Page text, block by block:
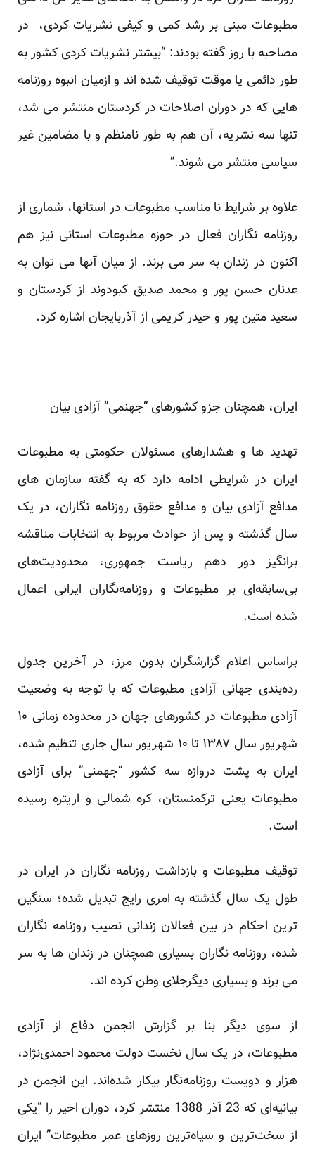
مطبوعات مبنی بر رشد کمی و کیفی نشریات کردی، در
مصاحبه با روز گفته بودند: “بیشتر نشریات کردی کشور به
طور دائمی یا موقت توقیف شده اند و ازمیان انبوه روزنامه
هایی که در دوران اصلاحات در کردستان منتشر می شد،
تنها سه نشریه، آن هم به طور نامنظم و با مضامین غیر
سیاسی منتشر می شوند.”
علاوه بر شرایط نا مناسب مطبوعات در استانها، شماری از
روزنامه نگاران فعال در حوزه مطبوعات استانی نیز هم
اکنون در زندان به سر می برند. از میان آنها می توان به
عدنان حسن پور و محمد صدیق کبودوند از کردستان و
سعید متین پور و حیدر کریمی از آذربایجان اشاره کرد.
ایران، همچنان جزو کشورهای “جهنمی” آزادی بیان
تهدید ها و هشدارهای مسئولان حکومتی به مطبوعات
ایران در شرایطی ادامه دارد که به گفته سازمان های
مدافع آزادی بیان و مدافع حقوق روزنامه نگاران، در یک
سال گذشته و پس از حوادث مربوط به انتخابات مناقشه
برانگیز دور دهم ریاست جمهوری، محدودیت‌های
بی‌سابقه‌ای بر مطبوعات و روزنامه‌نگاران ایرانی اعمال
شده است.
براساس اعلام گزارشگران بدون مرز، در آخرین جدول
رده‌بندی جهانی آزادی مطبوعات که با توجه به وضعیت
آزادی مطبوعات در کشورهای جهان در محدوده زمانی ۱۰
شهریور سال ۱۳۸۷ تا ۱۰ شهریور سال جاری تنظیم شده،
ایران به پشت دروازه سه کشور “جهمنی” برای آزادی
مطبوعات یعنی ترکمنستان، کره شمالی و اریتره رسیده
است.
توقیف مطبوعات و بازداشت روزنامه نگاران در ایران در
طول یک سال گذشته به امری رایج تبدیل شده؛ سنگین
ترین احکام در بین فعالان زندانی نصیب روزنامه نگاران
شده، روزنامه نگاران بسیاری همچنان در زندان ها به سر
می برند و بسیاری دیگرجلای وطن کرده اند.
از سوی دیگر بنا بر گزارش انجمن دفاع از آزادی
مطبوعات، در یک سال نخست دولت محمود احمدی‌نژاد،
هزار و دویست روزنامه‌نگار بیکار شده‌اند. این انجمن در
بیانیه‌ای که 23 آذر 1388 منتشر کرد، دوران اخیر را “یکی
از سخت‌ترین و سیاه‌ترین روزهای عمر مطبوعات” ایران